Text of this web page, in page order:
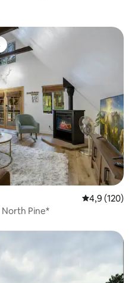
más destacados
Calificación
4,9 (120)
Pine*